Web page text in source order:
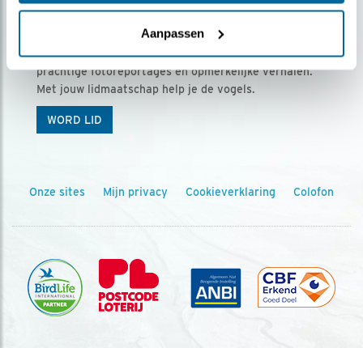
Aanpassen
Ontvang 5 x Vogels voor € 36,00 per jaar
Vogels is het tijdschrift voor onze leden, met
prachtige fotoreportages en opmerkelijke verhalen.
Met jouw lidmaatschap help je de vogels.
WORD LID
Onze sites Mijn privacy Cookieverklaring Colofon